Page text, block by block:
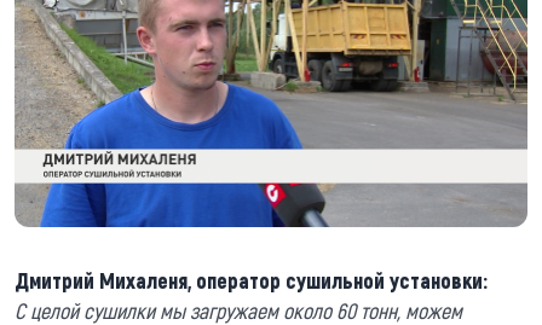
Дмитрий Михаленя, оператор сушильной установки:
С целой сушилки мы загружаем около 60 тонн, можем